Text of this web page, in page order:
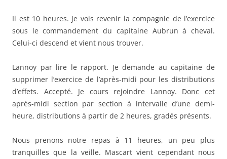
Il est 10 heures. Je vois revenir la compagnie de l’exercice
sous le commandement du capitaine Aubrun à cheval.
Celui-ci descend et vient nous trouver.
Lannoy par lire le rapport. Je demande au capitaine de
supprimer l’exercice de l’après-midi pour les distributions
d’effets. Accepté. Je cours rejoindre Lannoy. Donc cet
après-midi section par section à intervalle d’une demi-
heure, distributions à partir de 2 heures, gradés présents.
Nous prenons notre repas à 11 heures, un peu plus
tranquilles que la veille. Mascart vient cependant nous